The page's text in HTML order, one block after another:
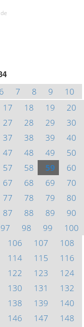
6 7 8 9
10
17 18 19
20
27 28 29
30
37 38 39
40
47 48 49
50
57 58 59
60
67 68 69
70
77 78 79
80
87 88 89
90
97 98 99
100
106 107
108
114 115
116
122 123
124
130 131
132
138 139
140
146 147
148